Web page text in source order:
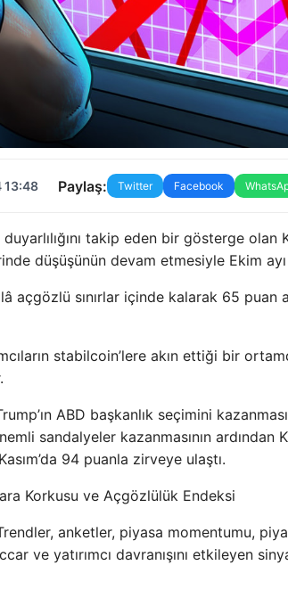
13:48 Paylaş: Twitter Facebook
takip eden bir gösterge olan
düşüşünün devam etmesiyle Ekim
açgözlü sınırlar içinde kalarak 65 puan
stabilcoin’lere akın ettiği bir
ABD başkanlık seçimini
sandalyeler kazanmasının ardından
94 puanla zirveye ulaştı.
Korkusu ve Açgözlülük Endeksi
anketler, piyasa momentumu,
ve yatırımcı davranışını etkileyen